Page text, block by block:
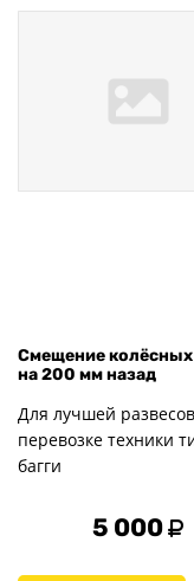
Смещение колёсных
на 200 мм назад
Для лучшей
перевозке техники
багги
5 000